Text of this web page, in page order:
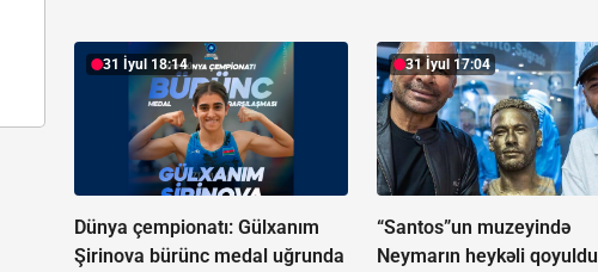
31 İyul 18:14
Dünya çempionatı: Gülxanım
Şirinova bürünc medal uğrunda
31 İyul 17:04
“Santos”un muzeyində
Neymarın heykəli qoyuldu